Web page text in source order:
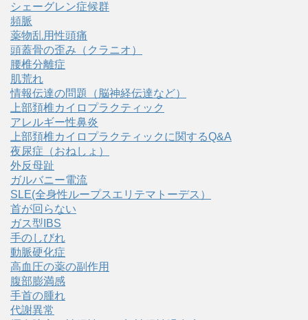
シェーグレン症候群
頻脈
薬物乱用性頭痛
頭蓋骨の歪み（クラニオ）
腰椎分離症
肌荒れ
情報伝達の問題（脳神経伝達など）
上部頚椎カイロプラクティック
アレルギー性鼻炎
上部頚椎カイロプラクティックに関するQ&A
夜尿症（おねしょ）
外反母趾
ガルバニー電流
SLE(全身性ループスエリテマトーデス）
首が回らない
ガス型IBS
手のしびれ
動脈硬化症
高血圧の薬の副作用
腹部膨満感
手首の腫れ
代謝異常